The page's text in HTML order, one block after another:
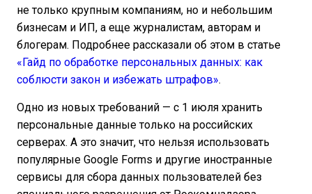
не только крупным компаниям, но и небольшим
бизнесам и ИП, а еще журналистам, авторам и
блогерам. Подробнее рассказали об этом в статье
«Гайд по обработке персональных данных: как
соблюсти закон и избежать штрафов».
Одно из новых требований — с 1 июля хранить
персональные данные только на российских
серверах. А это значит, что нельзя использовать
популярные Google Forms и другие иностранные
сервисы для сбора данных пользователей без